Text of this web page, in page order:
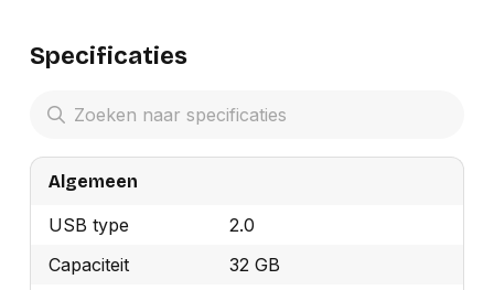
Specificaties
Algemeen
USB type
2.0
Capaciteit
32 GB